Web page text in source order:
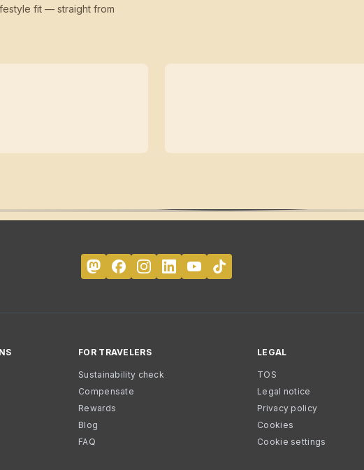
fit — straight from
FOR TRAVELERS
Sustainability check
Compensate
Rewards
Blog
FAQ
LEGAL
TOS
Legal notice
Privacy policy
Cookies
Cookie settings